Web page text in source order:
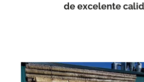
de excelente